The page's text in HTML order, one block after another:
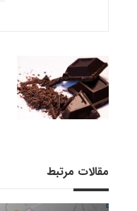
مقالات مرتبط